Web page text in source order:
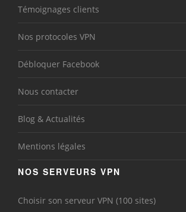
Témoignages clients
Nos protocoles VPN
Débloquer Facebook
Nous contacter
Blog & Actualités
Mentions légales
NOS SERVEURS VPN
Choisir son serveur VPN (100 sites)